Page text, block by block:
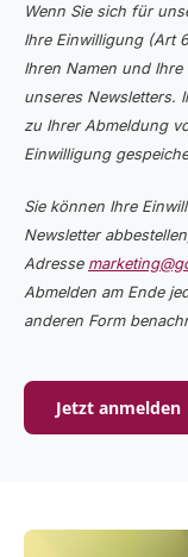
Wenn Sie sich für
Ihre Einwilligung (Art
Ihren Namen und
unseres Newsletters.
zu Ihrer Abmeldung
Einwilligung
Sie können Ihre
Newsletter
Adresse
Abmelden am Ende
anderen Form
Jetzt anmelden